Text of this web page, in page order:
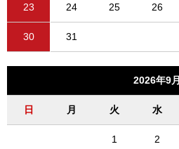
23 24 25 26
30 31
2026年9月
日 月 火 水
1 2